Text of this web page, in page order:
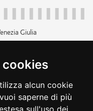
cookies
alcun cookie
saperne di più
sull'uso dei
Giulia
dichiarazione di